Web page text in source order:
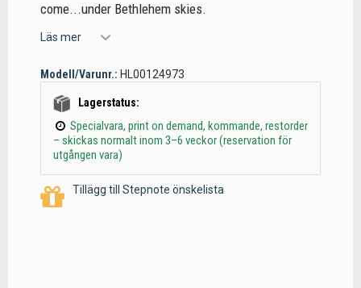
come...under Bethlehem skies.
Läs mer
Modell/Varunr.: HL00124973
Lagerstatus:
Specialvara, print on demand, kommande, restorder
– skickas normalt inom 3–6 veckor (reservation för
utgången vara)
Tillägg till Stepnote önskelista